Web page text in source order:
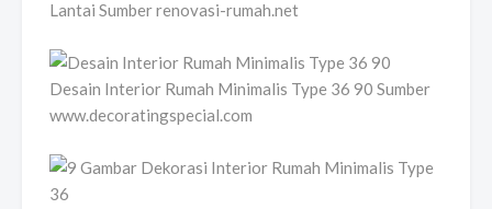
Lantai Sumber renovasi-rumah.net
Desain Interior Rumah Minimalis Type 36 90 Sumber
www.decoratingspecial.com